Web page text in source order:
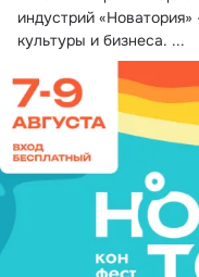
индустрий
культуры и бизнеса. ...